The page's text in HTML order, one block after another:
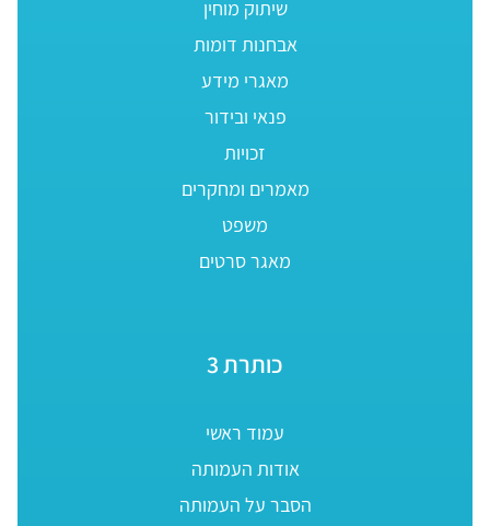
שיתוק מוחין
אבחנות דומות
מאגרי מידע
פנאי ובידור
זכויות
מאמרים ומחקרים
משפט
מאגר סרטים
כותרת 3
עמוד ראשי
אודות העמותה
הסבר על העמותה